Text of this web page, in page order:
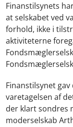
Finanstilsynets
at selskabet ved
forhold, ikke i
aktiviteterne
Finanstilsynet
varetagelsen af
der klart sondres
moderselskab